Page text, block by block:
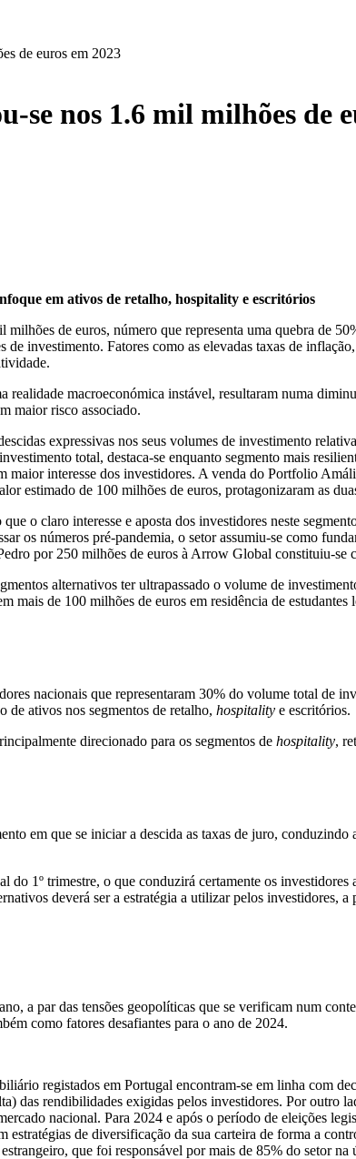
de euros em 2023
nos 1.6 mil milhões de
em ativos de retalho, hospitality e escritórios
de euros, número que representa uma quebra de
investimento. Fatores como as elevadas taxas de
macroeconómica instável, resultaram numa
maior risco associado.
expressivas nos seus volumes de investimento
total, destaca-se enquanto segmento mais
interesse dos investidores. A venda do Portfolio
estimado de 100 milhões de euros, protagonizaram as
o claro interesse e aposta dos investidores neste
os números pré-pandemia, o setor assumiu-se como
por 250 milhões de euros à Arrow Global constituiu-se
alternativos ter ultrapassado o volume de
de 100 milhões de euros em residência de estudantes
nacionais que representaram 30% do volume total de
de ativos nos segmentos de retalho, hospitality e escritórios.
direcionado para os segmentos de hospitality,
em que se iniciar a descida as taxas de juro,
1º trimestre, o que conduzirá certamente os
deverá ser a estratégia a utilizar pelos investidores, a
a par das tensões geopolíticas que se verificam num
como fatores desafiantes para o ano de 2024.
registados em Portugal encontram-se em linha com
das rendibilidades exigidas pelos investidores. Por outro
nacional. Para 2024 e após o período de eleições
de diversificação da sua carteira de forma a
que foi responsável por mais de 85% do setor na